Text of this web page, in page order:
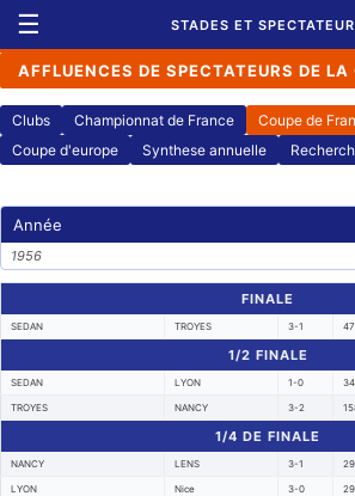
☰ STADES ET
AFFLUENCES DE SPECTATEURS DE LA
Clubs Championnat de France Coupe de
Coupe d'europe
Synthese annuelle
Année
1956
FINALE
SEDAN TROYES 3-1
1/2 FINALE
SEDAN LYON 1-0
TROYES NANCY 3-2
1/4 DE FINALE
NANCY LENS 3-1
LYON Nice 3-0